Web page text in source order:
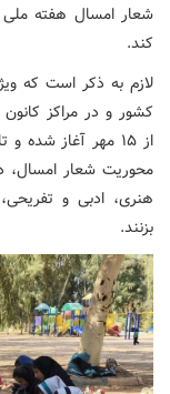
شعار امسال هفته
کند.
لازم به ذکر است که
کشور و در مراکز
محوریت شعار امسال،
هنری، ادبی و
بزنند.